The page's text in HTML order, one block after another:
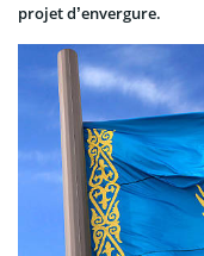
projet d’envergure.